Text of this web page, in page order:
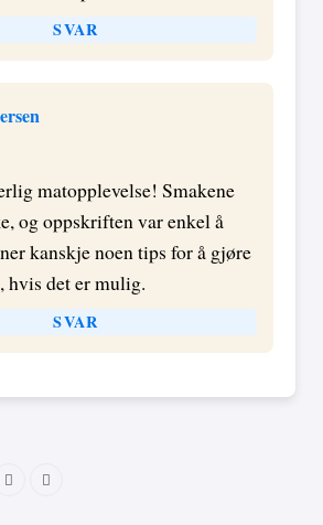
SVAR
matopplevelse! Smakene
og oppskriften var enkel å
kanskje noen tips for å gjøre
hvis det er mulig.
SVAR